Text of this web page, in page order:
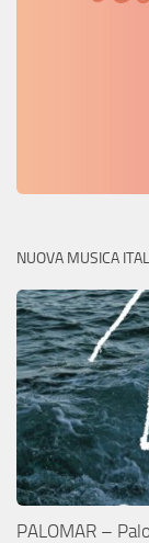
NUOVA MUSICA
PALOMAR –